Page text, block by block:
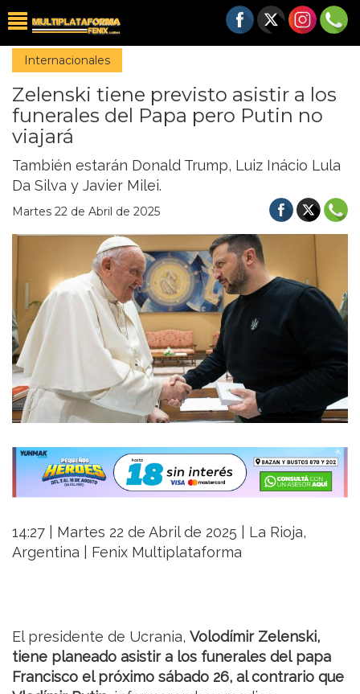
Internacionales
Zelenski tiene previsto asistir a los
funerales del Papa pero Putin no
viajará
También estarán Donald Trump, Luiz Inácio Lula
Da Silva y Javier Milei.
Martes 22 de Abril de 2025
14:27 | Martes 22 de Abril de 2025 | La Rioja,
Argentina | Fenix Multiplataforma
El presidente de Ucrania, Volodímir Zelenski,
tiene planeado asistir a los funerales del papa
Francisco el próximo sábado 26, al contrario que